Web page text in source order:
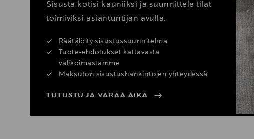
Sisusta kotisi kauniiksi ja suunnittele tilat
toimiviksi asiantuntijan avulla.
Räätälöity sisustussuunnitelma
Tuote-ehdotukset kattavasta
valikoimastamme
Maksuton sisustushankintojen yhteydessä
TUTUSTU JA VARAA AIKA